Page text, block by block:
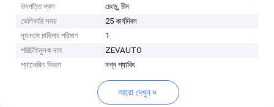
উৎপত্তি স্থল
চেংডু, চীন
ডেলিভারি সময়
25 কার্যদিবস
ন্যূনতম চাহিদার পরিমাণ
1
পরিচিতিমুলক নাম
ZEVAUTO
প্যাকেজিং বিবরণ
নগ্ন প্যাকিং
আরো দেখুন